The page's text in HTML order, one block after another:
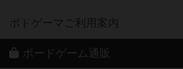
ボドゲーマご利用案内
ボードゲーム通販